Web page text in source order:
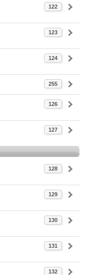
122
123
124
255
126
127
128
129
130
131
132